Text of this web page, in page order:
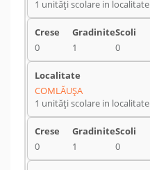
1 unități scolare in localitate
0 1 0
COMLĂUŞA
1 unități scolare in localitate
0 1 0